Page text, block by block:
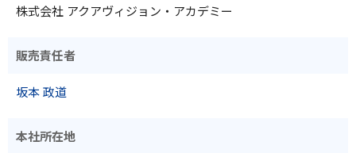
株式会社 アクアヴィジョン・アカデミー
販売責任者
坂本 政道
本社所在地